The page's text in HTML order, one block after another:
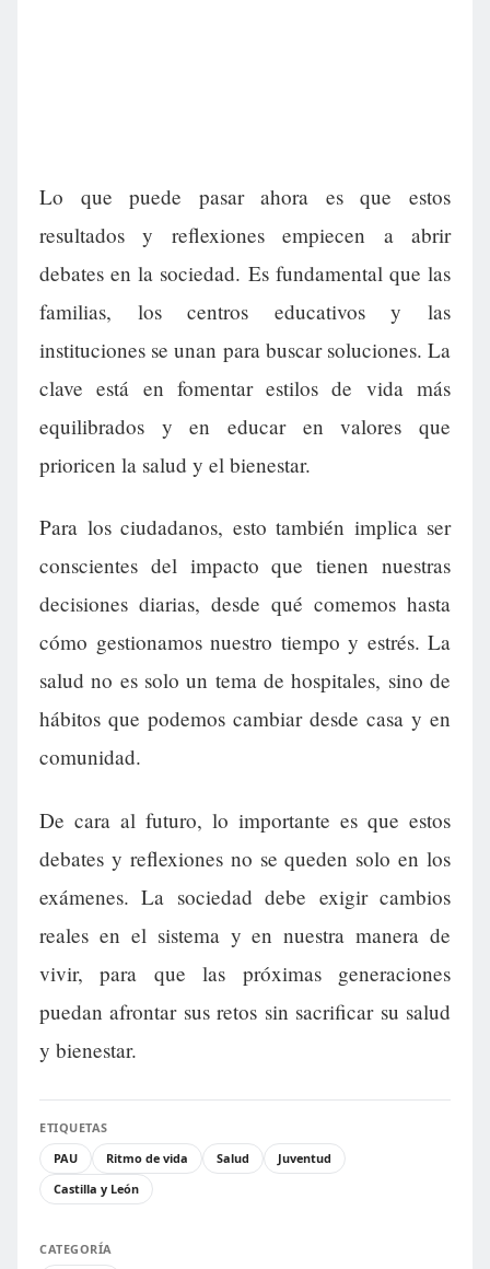
Lo que puede pasar ahora es que estos
resultados y reflexiones empiecen a abrir
debates en la sociedad. Es fundamental que las
familias, los centros educativos y las
instituciones se unan para buscar soluciones. La
clave está en fomentar estilos de vida más
equilibrados y en educar en valores que
prioricen la salud y el bienestar.
Para los ciudadanos, esto también implica ser
conscientes del impacto que tienen nuestras
decisiones diarias, desde qué comemos hasta
cómo gestionamos nuestro tiempo y estrés. La
salud no es solo un tema de hospitales, sino de
hábitos que podemos cambiar desde casa y en
comunidad.
De cara al futuro, lo importante es que estos
debates y reflexiones no se queden solo en los
exámenes. La sociedad debe exigir cambios
reales en el sistema y en nuestra manera de
vivir, para que las próximas generaciones
puedan afrontar sus retos sin sacrificar su salud
y bienestar.
ETIQUETAS
PAU
Ritmo de vida Salud
Juventud
Castilla y León
CATEGORÍA